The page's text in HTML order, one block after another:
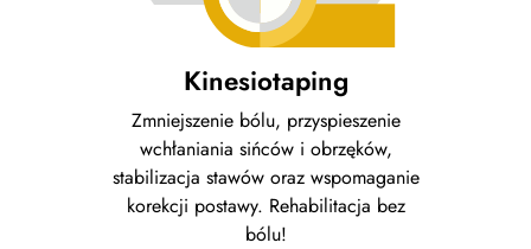
Kinesiotaping
Zmniejszenie bólu, przyspieszenie
wchłaniania sińców i obrzęków,
stabilizacja stawów oraz wspomaganie
korekcji postawy. Rehabilitacja bez
bólu!